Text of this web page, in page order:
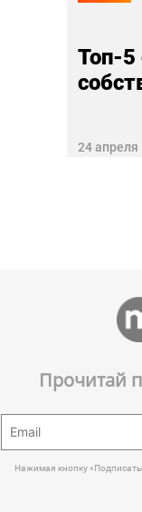
Топ-5
24 апреля
Прочитай
Нажимая кнопку